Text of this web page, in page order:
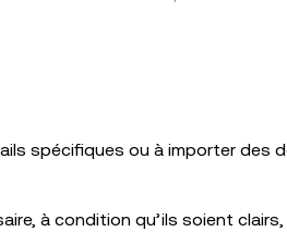
spécifiques ou à importer des
à condition qu’ils soient